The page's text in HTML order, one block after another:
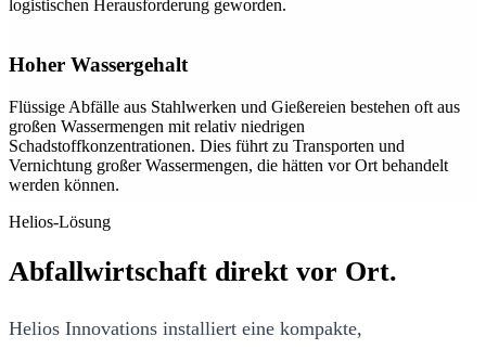
logistischen Herausforderung geworden.
Hoher Wassergehalt
Flüssige Abfälle aus Stahlwerken und Gießereien bestehen oft aus
großen Wassermengen mit relativ niedrigen
Schadstoffkonzentrationen. Dies führt zu Transporten und
Vernichtung großer Wassermengen, die hätten vor Ort behandelt
werden können.
Helios-Lösung
Abfallwirtschaft direkt vor Ort.
Helios Innovations installiert eine kompakte,